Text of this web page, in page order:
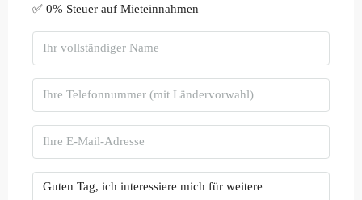
✅ 0% Steuer auf Mieteinnahmen